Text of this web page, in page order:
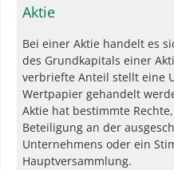
Aktie
Bei einer Aktie handelt es
des Grundkapitals einer
verbriefte Anteil stellt eine
Wertpapier gehandelt
Aktie hat bestimmte
Beteiligung an der
Unternehmens oder ein
Hauptversammlung.